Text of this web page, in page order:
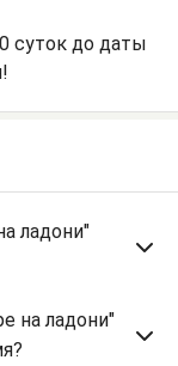
суток до даты
ладони"
на ладони"